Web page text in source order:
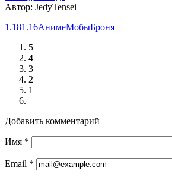
Автор: JedyTensei
1.181.16АнимеМобыБроня
5
4
3
2
1
Добавить комментарий
Имя *
Email *